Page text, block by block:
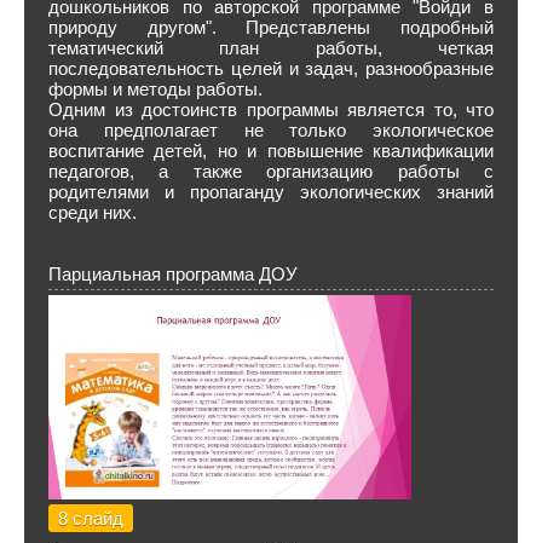
дошкольников по авторской программе "Войди в
природу другом". Представлены подробный
тематический план работы, четкая
последовательность целей и задач, разнообразные
формы и методы работы.
Одним из достоинств программы является то, что
она предполагает не только экологическое
воспитание детей, но и повышение квалификации
педагогов, а также организацию работы с
родителями и пропаганду экологических знаний
среди них.
Парциальная программа ДОУ
8 слайд